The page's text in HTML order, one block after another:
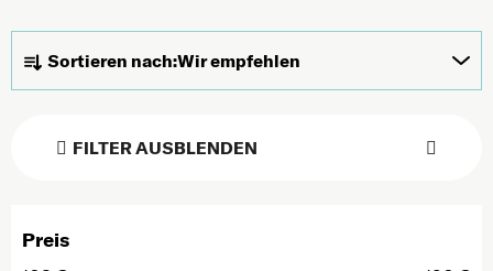
Sortieren nach:Wir empfehlen
FILTER AUSBLENDEN
Preis